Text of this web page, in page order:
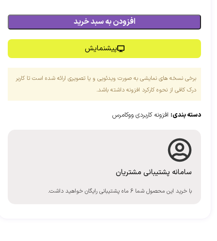
افزودن به سبد خرید
پیشنمایش
برخی نسخه های نمایشی به صورت ویدئویی و یا تصویری ارائه شده است تا کاربر
درک کافی از نحوه کارکرد افزونه داشته باشد.
دسته بندی: افزونه کاربردی ووکامرس
سامانه پشتیبانی مشتریان
با خرید این محصول شما 6 ماه پشتیبانی رایگان خواهید داشت.